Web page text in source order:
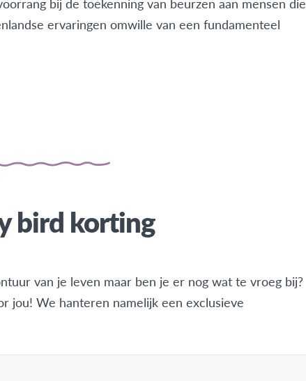
ervaringen omwille van een fundamenteel
bird korting
van je leven maar ben je er nog wat te vroeg bij?
jou! We hanteren namelijk een exclusieve